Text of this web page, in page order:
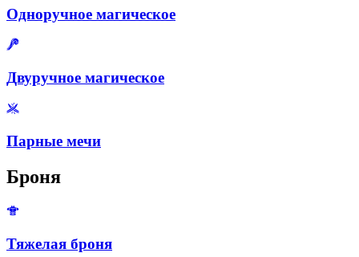
Одноручное магическое
Двуручное магическое
Парные мечи
Броня
Тяжелая броня